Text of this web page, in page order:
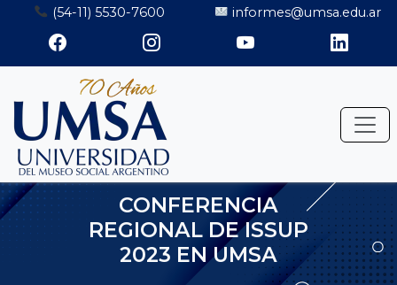
Saltar
contenido
(54-11) 5530-7600 informes@umsa.edu.ar
CONFERENCIA
REGIONAL DE ISSUP
2023 EN UMSA